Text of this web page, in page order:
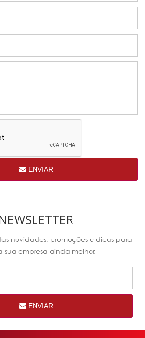
ENVIAR
NEWSLETTER
novidades, promoções e dicas para
sua empresa ainda melhor.
ENVIAR